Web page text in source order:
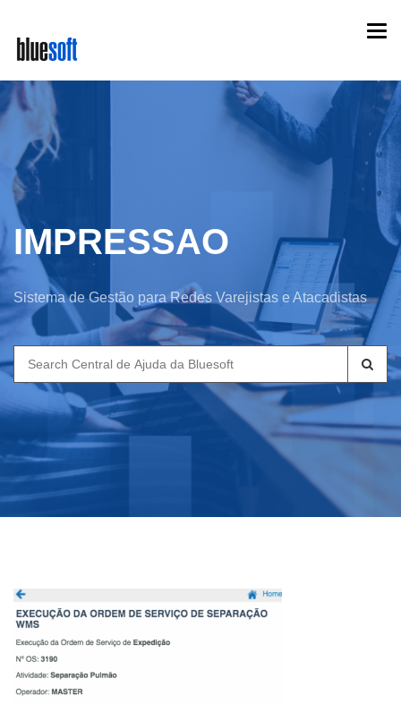
main
content
IMPRESSAO
Sistema de Gestão para Redes Varejistas e Atacadistas
Search
for: